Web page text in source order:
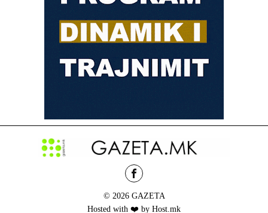
© 2026 GAZETA
Hosted with ❤️ by Host.mk